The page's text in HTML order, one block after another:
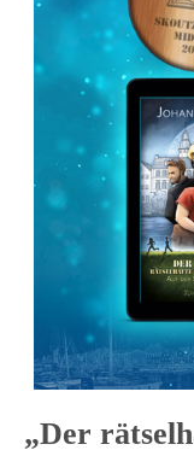
„Der